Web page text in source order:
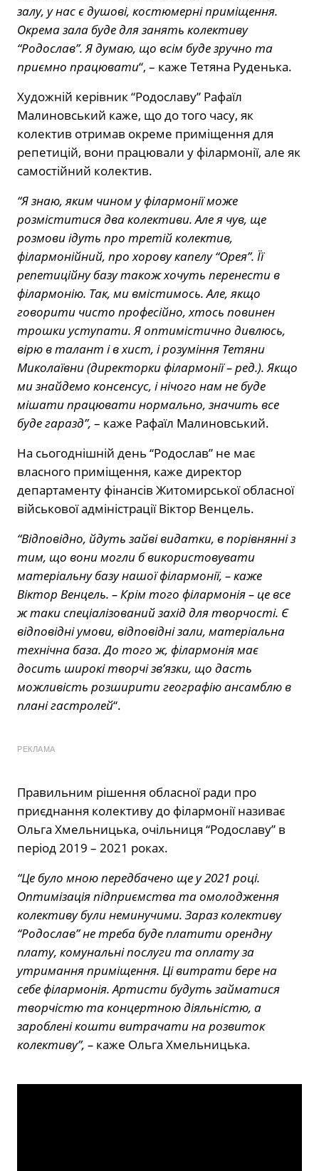
залу, у нас є душові, костюмерні приміщення.
Окрема зала буде для занять колективу
“Родослав”. Я думаю, що всім буде зручно та
приємно працювати“, – каже Тетяна Руденька.
Художній керівник “Родославу” Рафаїл
Малиновський каже, що до того часу, як
колектив отримав окреме приміщення для
репетицій, вони працювали у філармонії, але як
самостійний колектив.
“Я знаю, яким чином у філармонії може
розміститися два колективи. Але я чув, ще
розмови ідуть про третій колектив,
філармонійний, про хорову капелу “Орея”. Її
репетиційну базу також хочуть перенести в
філармонію. Так, ми вмістимось. Але, якщо
говорити чисто професійно, хтось повинен
трошки уступати. Я оптимістично дивлюсь,
вірю в талант і в хист, і розуміння Тетяни
Миколаївни (директорки філармонії – ред.). Якщо
ми знайдемо консенсус, і нічого нам не буде
мішати працювати нормально, значить все
буде гаразд”, – каже Рафаїл Малиновський.
На сьогоднішній день “Родослав” не має
власного приміщення, каже директор
департаменту фінансів Житомирської обласної
військової адміністрації Віктор Венцель.
“Відповідно, йдуть зайві видатки, в порівнянні з
тим, що вони могли б використовувати
матеріальну базу нашої філармонії, – каже
Віктор Венцель. – Крім того філармонія – це все
ж таки спеціалізований захід для творчості. Є
відповідні умови, відповідні зали, матеріальна
технічна база. До того ж, філармонія має
досить широкі творчі зв’язки, що дасть
можливість розширити географію ансамблю в
плані гастролей“.
РЕКЛАМА
Правильним рішення обласної ради про
приєднання колективу до філармонії називає
Ольга Хмельницька, очільниця “Родославу” в
період 2019 – 2021 роках.
“Це було мною передбачено ще у 2021 році.
Оптимізація підприємства та омолодження
колективу були неминучими. Зараз колективу
“Родослав” не треба буде платити орендну
плату, комунальні послуги та оплату за
утримання приміщення. Ці витрати бере на
себе філармонія. Артисти будуть займатися
творчістю та концертною діяльністю, а
зароблені кошти витрачати на розвиток
колективу”, – каже Ольга Хмельницька.